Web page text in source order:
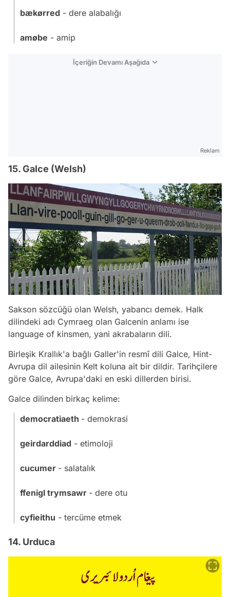
bækørred - dere alabalığı
amøbe - amip
İçeriğin Devamı Aşağıda
Reklam
15. Galce (Welsh)
Sakson sözcüğü olan Welsh, yabancı demek. Halk
dilindeki adı Cymraeg olan Galcenin anlamı ise
language of kinsmen, yani akrabaların dili.
Birleşik Krallık'a bağlı Galler'in resmî dili Galce, Hint-
Avrupa dil ailesinin Kelt koluna ait bir dildir. Tarihçilere
göre Galce, Avrupa'daki en eski dillerden birisi.
Galce dilinden birkaç kelime:
democratiaeth - demokrasi
geirdarddiad - etimoloji
cucumer - salatalık
ffenigl trymsawr - dere otu
cyfieithu - tercüme etmek
14. Urduca